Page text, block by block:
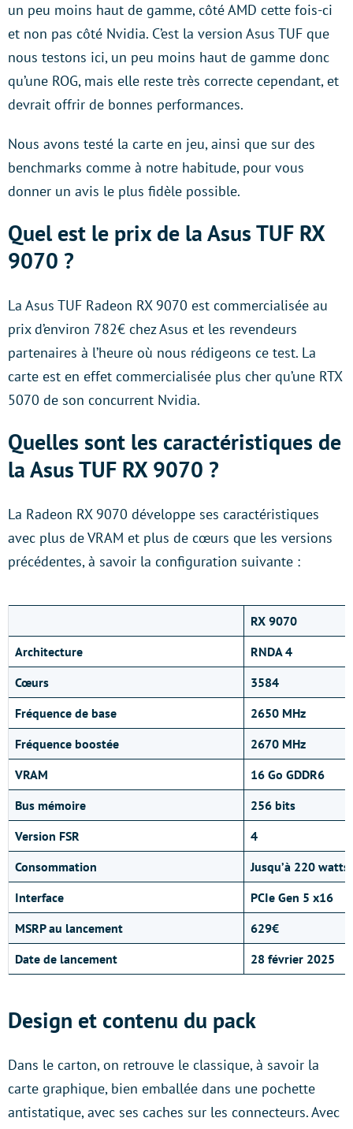
un peu moins haut de gamme, côté AMD cette fois-ci
et non pas côté Nvidia. C’est la version Asus TUF que
nous testons ici, un peu moins haut de gamme donc
qu’une ROG, mais elle reste très correcte cependant, et
devrait offrir de bonnes performances.
Nous avons testé la carte en jeu, ainsi que sur des
benchmarks comme à notre habitude, pour vous
donner un avis le plus fidèle possible.
Quel est le prix de la Asus TUF RX
9070 ?
La Asus TUF Radeon RX 9070 est commercialisée au
prix d’environ 782€ chez Asus et les revendeurs
partenaires à l’heure où nous rédigeons ce test. La
carte est en effet commercialisée plus cher qu’une RTX
5070 de son concurrent Nvidia.
Quelles sont les caractéristiques de
la Asus TUF RX 9070 ?
La Radeon RX 9070 développe ses caractéristiques
avec plus de VRAM et plus de cœurs que les versions
précédentes, à savoir la configuration suivante :
RX 9070
Architecture
RNDA 4
Cœurs
3584
Fréquence de base
2650 MHz
Fréquence boostée
2670 MHz
VRAM
16 Go GDDR6
Bus mémoire
256 bits
Version FSR
4
Consommation
Jusqu’à 220 watts
Interface
PCIe Gen 5 x16
MSRP au lancement
629€
Date de lancement
28 février 2025
Design et contenu du pack
Dans le carton, on retrouve le classique, à savoir la
carte graphique, bien emballée dans une pochette
antistatique, avec ses caches sur les connecteurs. Avec